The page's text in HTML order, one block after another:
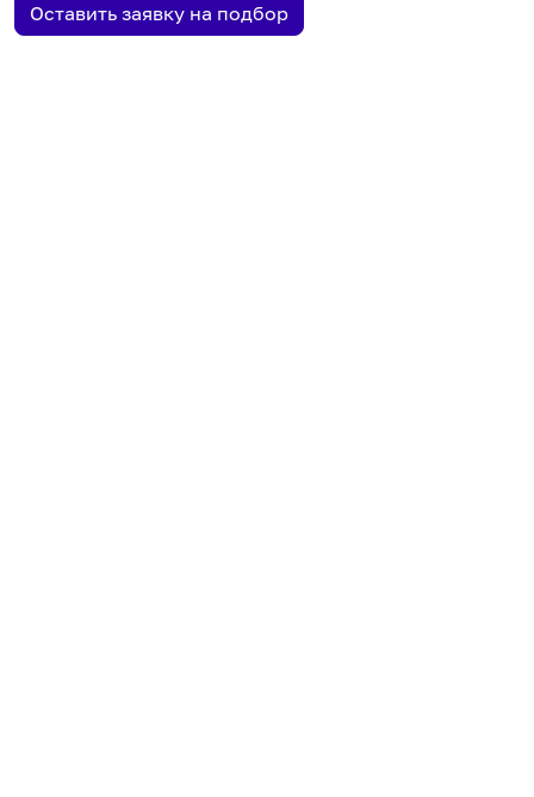
Оставить заявку на подбор